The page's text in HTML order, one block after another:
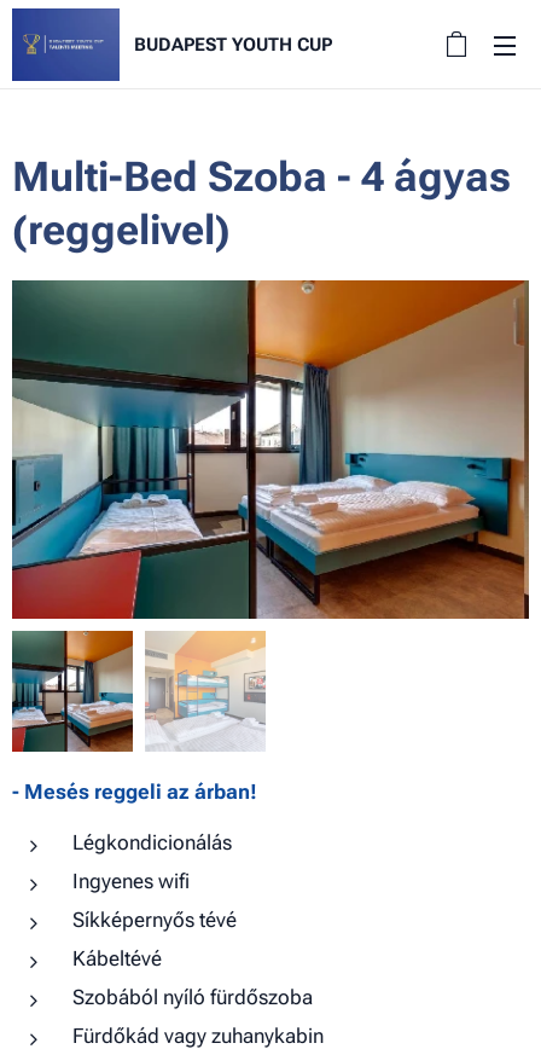
BUDAPEST YOUTH CUP
Multi-Bed Szoba - 4 ágyas
(reggelivel)
- Mesés reggeli az árban!
Légkondicionálás
Ingyenes wifi
Síkképernyős tévé
Kábeltévé
Szobából nyíló fürdőszoba
Fürdőkád vagy zuhanykabin